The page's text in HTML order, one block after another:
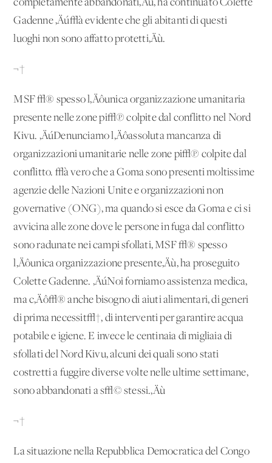
completamente abbandonati‚Äù, ha continuato Colette
Gadenne ‚Äú√à evidente che gli abitanti di questi
luoghi non sono affatto protetti‚Äù.
¬†
MSF √® spesso l‚Äôunica organizzazione umanitaria
presente nelle zone pi√π colpite dal conflitto nel Nord
Kivu. ‚ÄúDenunciamo l‚Äôassoluta mancanza di
organizzazioni umanitarie nelle zone pi√π colpite dal
conflitto. √à vero che a Goma sono presenti moltissime
agenzie delle Nazioni Unite e organizzazioni non
governative (ONG), ma quando si esce da Goma e ci si
avvicina alle zone dove le persone in fuga dal conflitto
sono radunate nei campi sfollati, MSF √® spesso
l‚Äôunica organizzazione presente‚Äù, ha proseguito
Colette Gadenne. ‚ÄúNoi forniamo assistenza medica,
ma c‚Äô√® anche bisogno di aiuti alimentari, di generi
di prima necessit√†, di interventi per garantire acqua
potabile e igiene. E invece le centinaia di migliaia di
sfollati del Nord Kivu, alcuni dei quali sono stati
costretti a fuggire diverse volte nelle ultime settimane,
sono abbandonati a s√© stessi.‚Äù
¬†
La situazione nella Repubblica Democratica del Congo